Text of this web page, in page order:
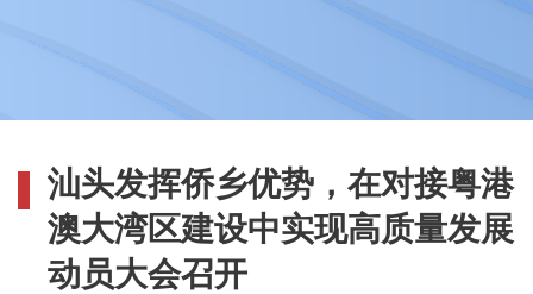
汕头发挥侨乡优势，在对接粤港
澳大湾区建设中实现高质量发展
动员大会召开